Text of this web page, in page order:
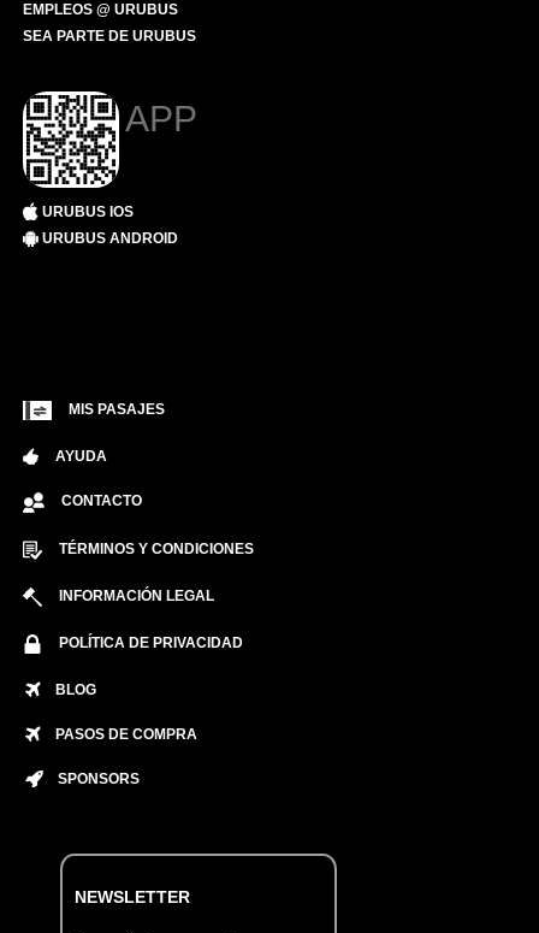
EMPLEOS @ URUBUS
SEA PARTE DE URUBUS
APP
URUBUS IOS
URUBUS ANDROID
MIS PASAJES
AYUDA
CONTACTO
TÉRMINOS Y CONDICIONES
INFORMACIÓN LEGAL
POLÍTICA DE PRIVACIDAD
BLOG
PASOS DE COMPRA
SPONSORS
NEWSLETTER